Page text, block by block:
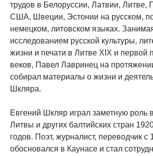
трудов в Белоруссии, Латвии, Литве,
США, Швеции, Эстонии на русском,
немецком, литовском языках.
исследованием русской культуры,
жизни и печати в Литве XIX и первой
веков, Павел Лавринец на
собирал материалы о жизни и
Шкляра.
Евгений Шкляр играл заметную роль
Литвы и других балтийских стран
годов. Поэт, журналист, переводчик с
обосновался в Каунасе и стал